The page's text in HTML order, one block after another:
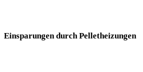
Einsparungen durch Pelletheizungen